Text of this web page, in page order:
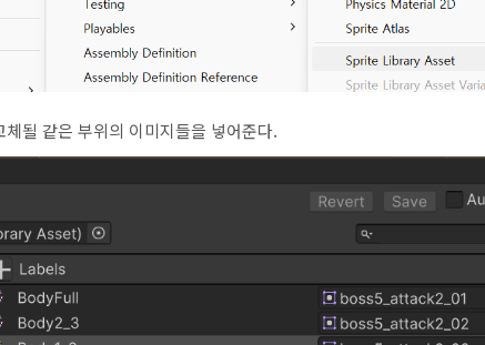
될 같은 부위의 이미지들을 넣어준다.